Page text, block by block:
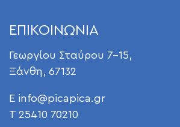
ΕΠΙΚΟΙΝΩΝΙΑ
Γεωργίου Σταύρου 7-15,
Ξάνθη, 67132
E info@picapica.gr
T 25410 70210